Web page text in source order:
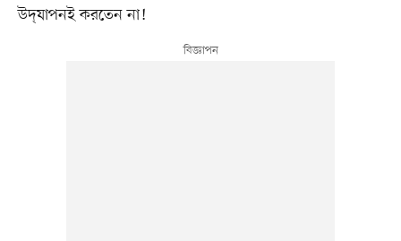
উদ্‌যাপনই করতেন না!